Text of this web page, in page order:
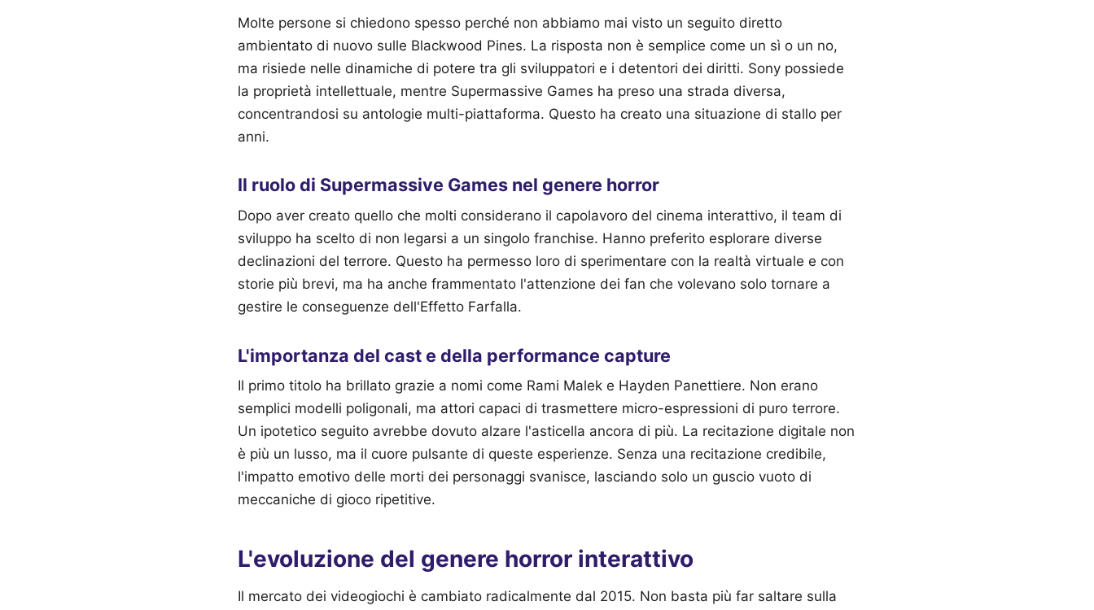
Molte persone si chiedono spesso perché non abbiamo mai visto un seguito diretto
ambientato di nuovo sulle Blackwood Pines. La risposta non è semplice come un sì o un no,
ma risiede nelle dinamiche di potere tra gli sviluppatori e i detentori dei diritti. Sony possiede
la proprietà intellettuale, mentre Supermassive Games ha preso una strada diversa,
concentrandosi su antologie multi-piattaforma. Questo ha creato una situazione di stallo per
anni.
Il ruolo di Supermassive Games nel genere horror
Dopo aver creato quello che molti considerano il capolavoro del cinema interattivo, il team di
sviluppo ha scelto di non legarsi a un singolo franchise. Hanno preferito esplorare diverse
declinazioni del terrore. Questo ha permesso loro di sperimentare con la realtà virtuale e con
storie più brevi, ma ha anche frammentato l'attenzione dei fan che volevano solo tornare a
gestire le conseguenze dell'Effetto Farfalla.
L'importanza del cast e della performance capture
Il primo titolo ha brillato grazie a nomi come Rami Malek e Hayden Panettiere. Non erano
semplici modelli poligonali, ma attori capaci di trasmettere micro-espressioni di puro terrore.
Un ipotetico seguito avrebbe dovuto alzare l'asticella ancora di più. La recitazione digitale non
è più un lusso, ma il cuore pulsante di queste esperienze. Senza una recitazione credibile,
l'impatto emotivo delle morti dei personaggi svanisce, lasciando solo un guscio vuoto di
meccaniche di gioco ripetitive.
L'evoluzione del genere horror interattivo
Il mercato dei videogiochi è cambiato radicalmente dal 2015. Non basta più far saltare sulla